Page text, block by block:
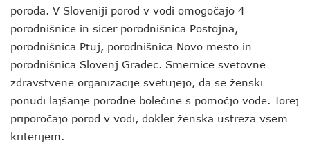
poroda. V Sloveniji porod v vodi omogočajo 4
porodnišnice in sicer porodnišnica Postojna,
porodnišnica Ptuj, porodnišnica Novo mesto in
porodnišnica Slovenj Gradec. Smernice svetovne
zdravstvene organizacije svetujejo, da se ženski
ponudi lajšanje porodne bolečine s pomočjo vode. Torej
priporočajo porod v vodi, dokler ženska ustreza vsem
kriterijem.